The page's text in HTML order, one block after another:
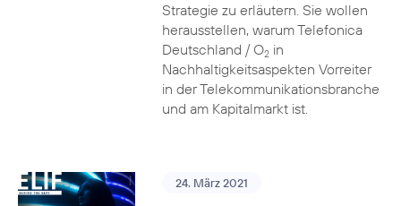
Strategie zu erläutern. Sie wollen
herausstellen, warum Telefonica
Deutschland / O2in
Nachhaltigkeitsaspekten Vorreiter
in der Telekommunikationsbranche
und am Kapitalmarkt ist.
24. März 2021